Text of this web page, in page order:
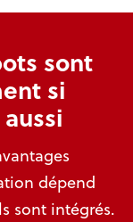
sont
si
dépend
sont intégrés.